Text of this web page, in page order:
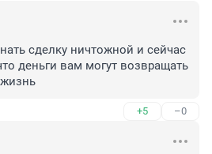
сделку ничтожной и сейчас
деньги вам могут возвращать
+5 –0